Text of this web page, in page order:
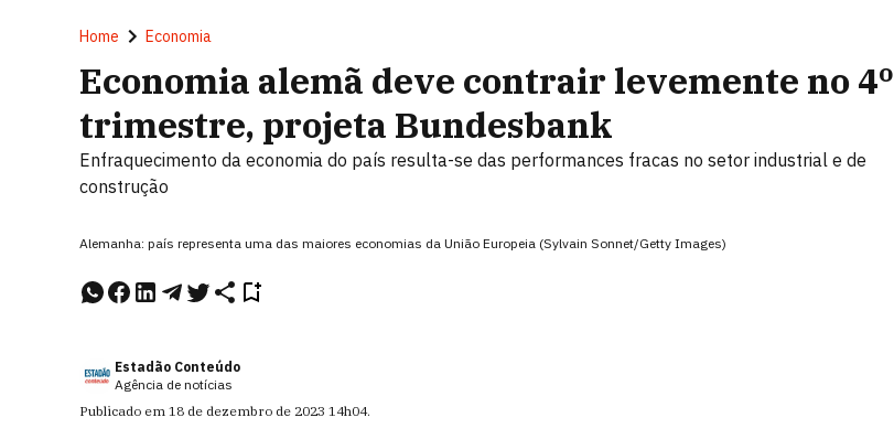
Home Economia
Economia alemã deve contrair levemente no 4º
trimestre, projeta Bundesbank
Enfraquecimento da economia do país resulta-se das performances fracas no setor industrial e de
construção
Alemanha: país representa uma das maiores economias da União Europeia (Sylvain Sonnet/Getty Images)
Estadão Conteúdo
Agência de notícias
Publicado em 18 de dezembro de 2023 14h04.